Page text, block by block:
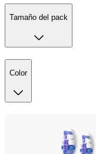
Tamaño del pack
Color